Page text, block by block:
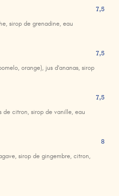
sirop de grenadine, eau
7,5
orange), jus d'ananas, sirop
7,5
de citron, sirop de vanille, eau
7,5
sirop de gingembre, citron,
8